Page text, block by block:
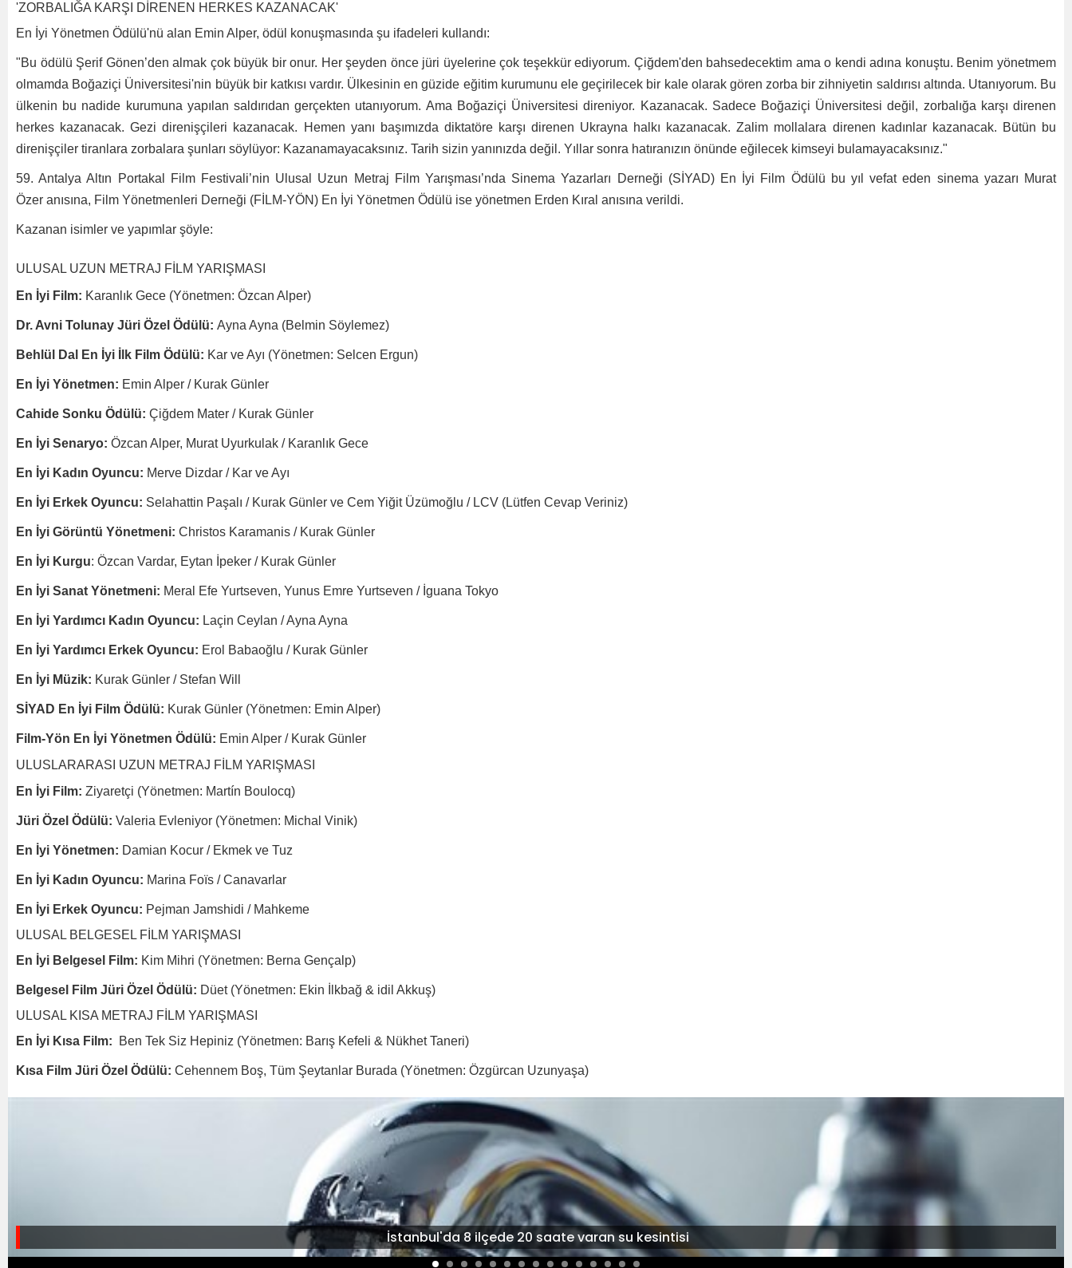
'ZORBALIĞA KARŞI DİRENEN HERKES KAZANACAK'
En İyi Yönetmen Ödülü'nü alan Emin Alper, ödül konuşmasında şu ifadeleri kullandı:
"Bu ödülü Şerif Gönen’den almak çok büyük bir onur. Her şeyden önce jüri üyelerine çok teşekkür ediyorum. Çiğdem'den bahsedecektim ama o kendi adına konuştu. Benim yönetmem
olmamda Boğaziçi Üniversitesi'nin büyük bir katkısı vardır. Ülkesinin en güzide eğitim kurumunu ele geçirilecek bir kale olarak gören zorba bir zihniyetin saldırısı altında. Utanıyorum. Bu
ülkenin bu nadide kurumuna yapılan saldırıdan gerçekten utanıyorum. Ama Boğaziçi Üniversitesi direniyor. Kazanacak. Sadece Boğaziçi Üniversitesi değil, zorbalığa karşı direnen
herkes kazanacak. Gezi direnişçileri kazanacak. Hemen yanı başımızda diktatöre karşı direnen Ukrayna halkı kazanacak. Zalim mollalara direnen kadınlar kazanacak. Bütün bu
direnişçiler tiranlara zorbalara şunları söylüyor: Kazanamayacaksınız. Tarih sizin yanınızda değil. Yıllar sonra hatıranızın önünde eğilecek kimseyi bulamayacaksınız."
59. Antalya Altın Portakal Film Festivali’nin Ulusal Uzun Metraj Film Yarışması’nda Sinema Yazarları Derneği (SİYAD) En İyi Film Ödülü bu yıl vefat eden sinema yazarı Murat
Özer anısına, Film Yönetmenleri Derneği (FİLM-YÖN) En İyi Yönetmen Ödülü ise yönetmen Erden Kıral anısına verildi.
Kazanan isimler ve yapımlar şöyle:
ULUSAL UZUN METRAJ FİLM YARIŞMASI
En İyi Film: Karanlık Gece (Yönetmen: Özcan Alper)
Dr. Avni Tolunay Jüri Özel Ödülü: Ayna Ayna (Belmin Söylemez)
Behlül Dal En İyi İlk Film Ödülü: Kar ve Ayı (Yönetmen: Selcen Ergun)
En İyi Yönetmen: Emin Alper / Kurak Günler
Cahide Sonku Ödülü: Çiğdem Mater / Kurak Günler
En İyi Senaryo: Özcan Alper, Murat Uyurkulak / Karanlık Gece
En İyi Kadın Oyuncu: Merve Dizdar / Kar ve Ayı
En İyi Erkek Oyuncu: Selahattin Paşalı / Kurak Günler ve Cem Yiğit Üzümoğlu / LCV (Lütfen Cevap Veriniz)
En İyi Görüntü Yönetmeni: Christos Karamanis / Kurak Günler
En İyi Kurgu: Özcan Vardar, Eytan İpeker / Kurak Günler
En İyi Sanat Yönetmeni: Meral Efe Yurtseven, Yunus Emre Yurtseven / İguana Tokyo
En İyi Yardımcı Kadın Oyuncu: Laçin Ceylan / Ayna Ayna
En İyi Yardımcı Erkek Oyuncu: Erol Babaoğlu / Kurak Günler
En İyi Müzik: Kurak Günler / Stefan Will
SİYAD En İyi Film Ödülü: Kurak Günler (Yönetmen: Emin Alper)
Film-Yön En İyi Yönetmen Ödülü: Emin Alper / Kurak Günler
ULUSLARARASI UZUN METRAJ FİLM YARIŞMASI
En İyi Film: Ziyaretçi (Yönetmen: Martín Boulocq)
Jüri Özel Ödülü: Valeria Evleniyor (Yönetmen: Michal Vinik)
En İyi Yönetmen: Damian Kocur / Ekmek ve Tuz
En İyi Kadın Oyuncu: Marina Foïs / Canavarlar
En İyi Erkek Oyuncu: Pejman Jamshidi / Mahkeme
ULUSAL BELGESEL FİLM YARIŞMASI
En İyi Belgesel Film: Kim Mihri (Yönetmen: Berna Gençalp)
Belgesel Film Jüri Özel Ödülü: Düet (Yönetmen: Ekin İlkbağ & idil Akkuş)
ULUSAL KISA METRAJ FİLM YARIŞMASI
En İyi Kısa Film:
Ben Tek Siz Hepiniz (Yönetmen: Barış Kefeli & Nükhet Taneri)
Kısa Film Jüri Özel Ödülü: Cehennem Boş, Tüm Şeytanlar Burada (Yönetmen: Özgürcan Uzunyaşa)
İstanbul'da 8 ilçede 20 saate varan su kesintisi